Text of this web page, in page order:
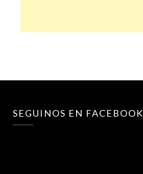
SEGUINOS EN FACEBOOK